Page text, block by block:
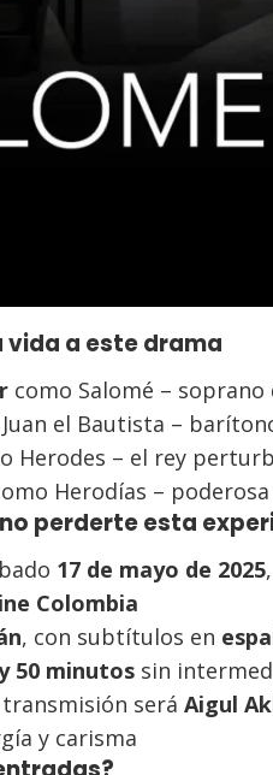
vida a este drama
como Salomé –
el Bautista –
Herodes – el rey
Herodías –
perderte esta
17 de mayo de 2025
Colombia
, con subtítulos en
50 minutos sin
será Aigul
y carisma